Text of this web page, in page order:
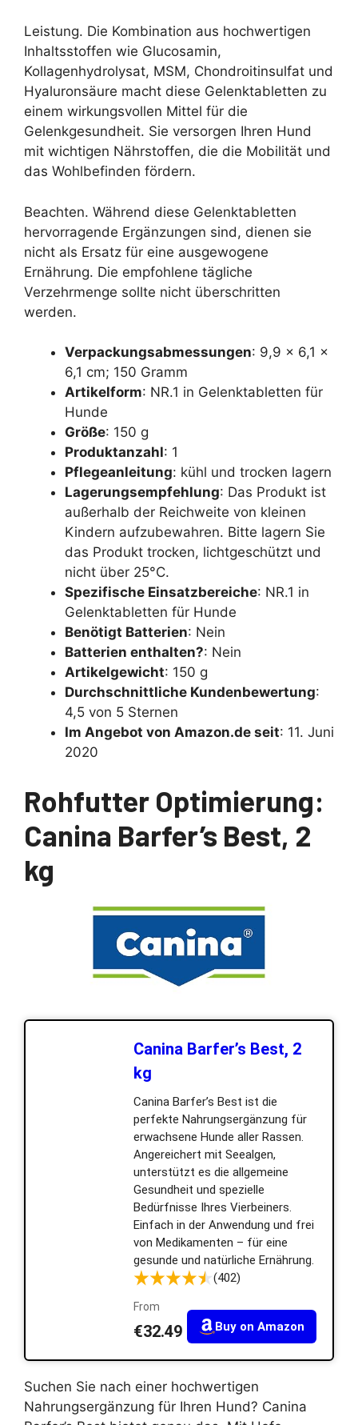
Leistung. Die Kombination aus hochwertigen
Inhaltsstoffen wie Glucosamin,
Kollagenhydrolysat, MSM, Chondroitinsulfat und
Hyaluronsäure macht diese Gelenktabletten zu
einem wirkungsvollen Mittel für die
Gelenkgesundheit. Sie versorgen Ihren Hund
mit wichtigen Nährstoffen, die die Mobilität und
das Wohlbefinden fördern.
Beachten. Während diese Gelenktabletten
hervorragende Ergänzungen sind, dienen sie
nicht als Ersatz für eine ausgewogene
Ernährung. Die empfohlene tägliche
Verzehrmenge sollte nicht überschritten
werden.
Verpackungsabmessungen: 9,9 x 6,1 x
6,1 cm; 150 Gramm
Artikelform: NR.1 in Gelenktabletten für
Hunde
Größe: 150 g
Produktanzahl: 1
Pflegeanleitung: kühl und trocken lagern
Lagerungsempfehlung: Das Produkt ist
außerhalb der Reichweite von kleinen
Kindern aufzubewahren. Bitte lagern Sie
das Produkt trocken, lichtgeschützt und
nicht über 25°C.
Spezifische Einsatzbereiche: NR.1 in
Gelenktabletten für Hunde
Benötigt Batterien: Nein
Batterien enthalten?: Nein
Artikelgewicht: 150 g
Durchschnittliche Kundenbewertung:
4,5 von 5 Sternen
Im Angebot von Amazon.de seit: 11. Juni
2020
Rohfutter Optimierung:
Canina Barfer’s Best, 2
kg
Canina Barfer’s Best, 2
kg
Canina Barfer’s Best ist die
perfekte Nahrungsergänzung für
erwachsene Hunde aller Rassen.
Angereichert mit Seealgen,
unterstützt es die allgemeine
Gesundheit und spezielle
Bedürfnisse Ihres Vierbeiners.
Einfach in der Anwendung und frei
von Medikamenten – für eine
gesunde und natürliche Ernährung.
(402)
From
€32.49 Buy on Amazon
Suchen Sie nach einer hochwertigen
Nahrungsergänzung für Ihren Hund? Canina